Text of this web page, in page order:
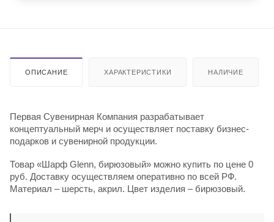
ОПИСАНИЕ ХАРАКТЕРИСТИКИ НАЛИЧИЕ
Первая Сувенирная Компания разрабатывает
концептуальный мерч и осуществляет поставку бизнес-
подарков и сувенирной продукции.
Товар «Шарф Glenn, бирюзовый» можно купить по цене 0
руб. Доставку осуществляем оперативно по всей РФ.
Материал – шерсть, акрил. Цвет изделия – бирюзовый.